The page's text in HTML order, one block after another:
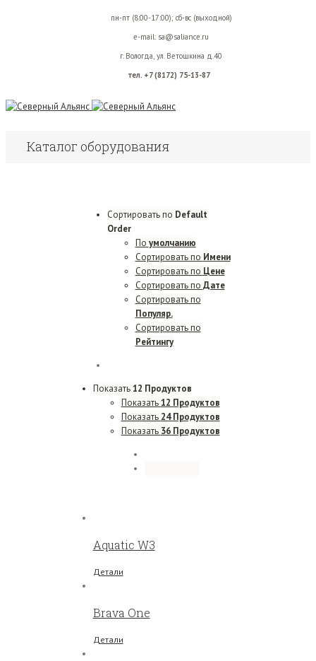
пн-пт (8:00-17:00); сб-вс (выходной)
e-mail: sa@saliance.ru
г. Вологда, ул. Ветошкина д.40
тел. +7 (8172) 75-13-87
Каталог оборудования
Сортировать по Default
Order
По умолчанию
Сортировать по Имени
Сортировать по Цене
Сортировать по Дате
Сортировать по
Популяр.
Сортировать по
Рейтингу
Показать12 Продуктов
Показать12 Продуктов
Показать 24 Продуктов
Показать 36 Продуктов
Aquatic W3
Детали
Brava One
Детали